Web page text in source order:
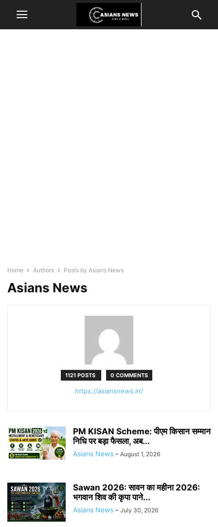
Home Authors Posts by Asians News
Asians News
1121 POSTS 0 COMMENTS
https://asiansnews.in/
PM KISAN Scheme: पीएम किसान सम्मान
निधि पर बड़ा फैसला, अब...
Asians News - August 1, 2026
Sawan 2026: सावन का महीना 2026:
भगवान शिव की कृपा पाने...
Asians News - July 30, 2026